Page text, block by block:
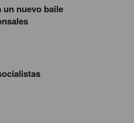
un nuevo baile